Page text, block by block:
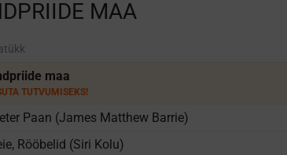
MAA
maa
TUTVUMISEKS!
Paan (James Matthew Barrie)
Rööbelid (Siri Kolu)